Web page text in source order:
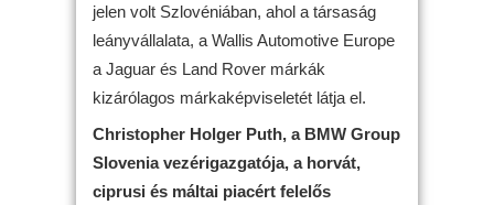
jelen volt Szlovéniában, ahol a társaság
leányvállalata, a Wallis Automotive Europe
a Jaguar és Land Rover márkák
kizárólagos márkaképviseletét látja el.
Christopher Holger Puth, a BMW Group
Slovenia vezérigazgatója, a horvát,
ciprusi és máltai piacért felelős